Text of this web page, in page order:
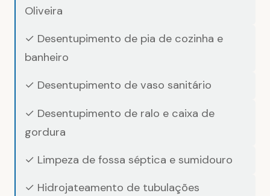
Oliveira
✓ Desentupimento de pia de cozinha e
banheiro
✓ Desentupimento de vaso sanitário
✓ Desentupimento de ralo e caixa de
gordura
✓ Limpeza de fossa séptica e sumidouro
✓ Hidrojateamento de tubulações